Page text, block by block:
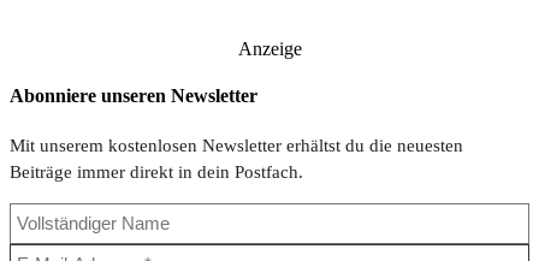
Anzeige
Abonniere unseren Newsletter
Mit unserem kostenlosen Newsletter erhältst du die neuesten
Beiträge immer direkt in dein Postfach.